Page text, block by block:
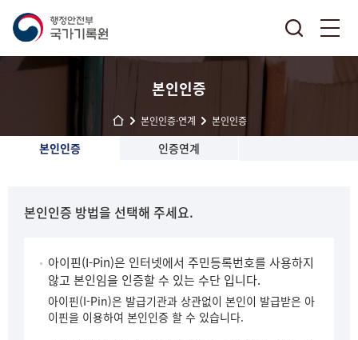
본인인증
본인인증·연계 본인인증
본인인증 인증연계
본인인증 방법을 선택해 주세요.
아이핀(I-Pin)은 인터넷에서 주민등록번호를 사용하지
않고 본인임을 인증할 수 있는 수단 입니다.
아이핀(I-Pin)은 발급기관과 상관없이 본인이 발급받은 아
이핀을 이용하여 본인인증 할 수 있습니다.